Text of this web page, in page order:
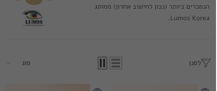
הנמכרים ביותר (נכון לחישוב אחרון) ממותג
Lumos Korea.
לסנן סוג